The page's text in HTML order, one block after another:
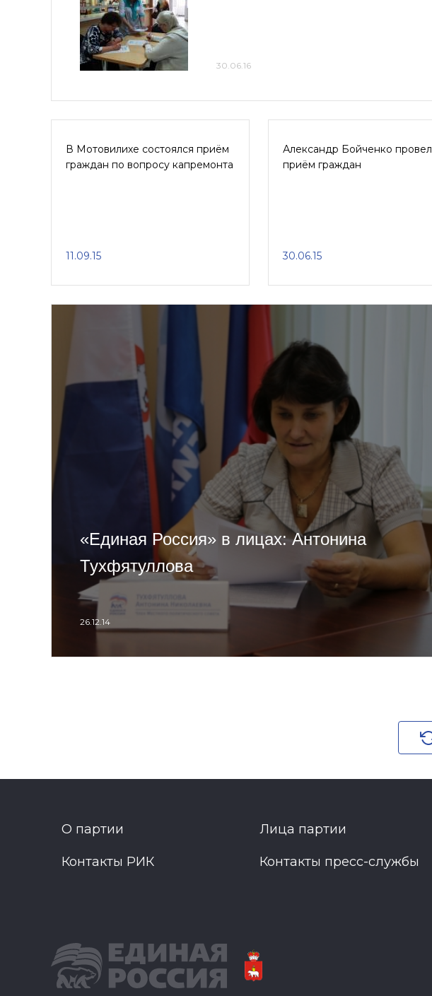
30.06.16
В Мотовилихе состоялся приём
граждан по вопросу капремонта
11.09.15
Александр Бойченко провел
приём граждан
30.06.15
«Единая Россия» в лицах: Антонина
Тухфятуллова
26.12.14
О партии Лица партии
Контакты РИК Контакты пресс-службы